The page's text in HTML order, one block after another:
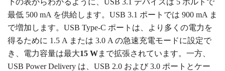
下の表からわかるように、USB 3.1 デバイスは 5 ボルトで
最低 500 mA を供給します。USB 3.1 ポートでは 900 mA ま
で増加します。USB Type-C ポートは、より多くの電力を
得るために 1.5 A または 3.0 A の急速充電モードに設定で
き、電力容量は最大15 Wまで拡張されています。一方、
USB Power Delivery は、USB 2.0 および 3.0 ポートとケー